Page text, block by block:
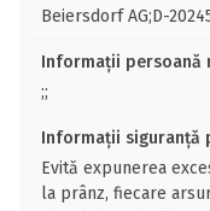
Beiersdorf AG;D-
Informații persoană
;;
Informații siguranță
Evită expunerea
la prânz, fiecare